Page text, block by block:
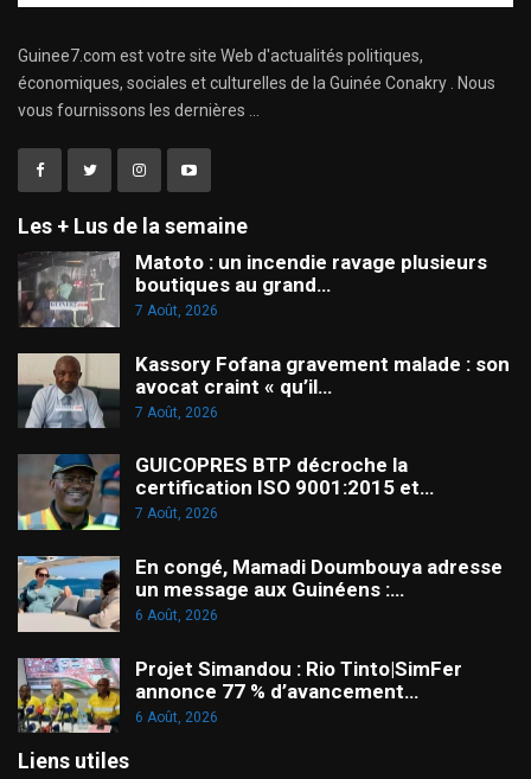
Guinee7.com est votre site Web d'actualités politiques,
économiques, sociales et culturelles de la Guinée Conakry . Nous
vous fournissons les dernières ...
Les + Lus de la semaine
Matoto : un incendie ravage plusieurs
boutiques au grand…
7 Août, 2026
Kassory Fofana gravement malade : son
avocat craint « qu’il…
7 Août, 2026
GUICOPRES BTP décroche la
certification ISO 9001:2015 et…
7 Août, 2026
En congé, Mamadi Doumbouya adresse
un message aux Guinéens :…
6 Août, 2026
Projet Simandou : Rio Tinto|SimFer
annonce 77 % d’avancement…
6 Août, 2026
Liens utiles